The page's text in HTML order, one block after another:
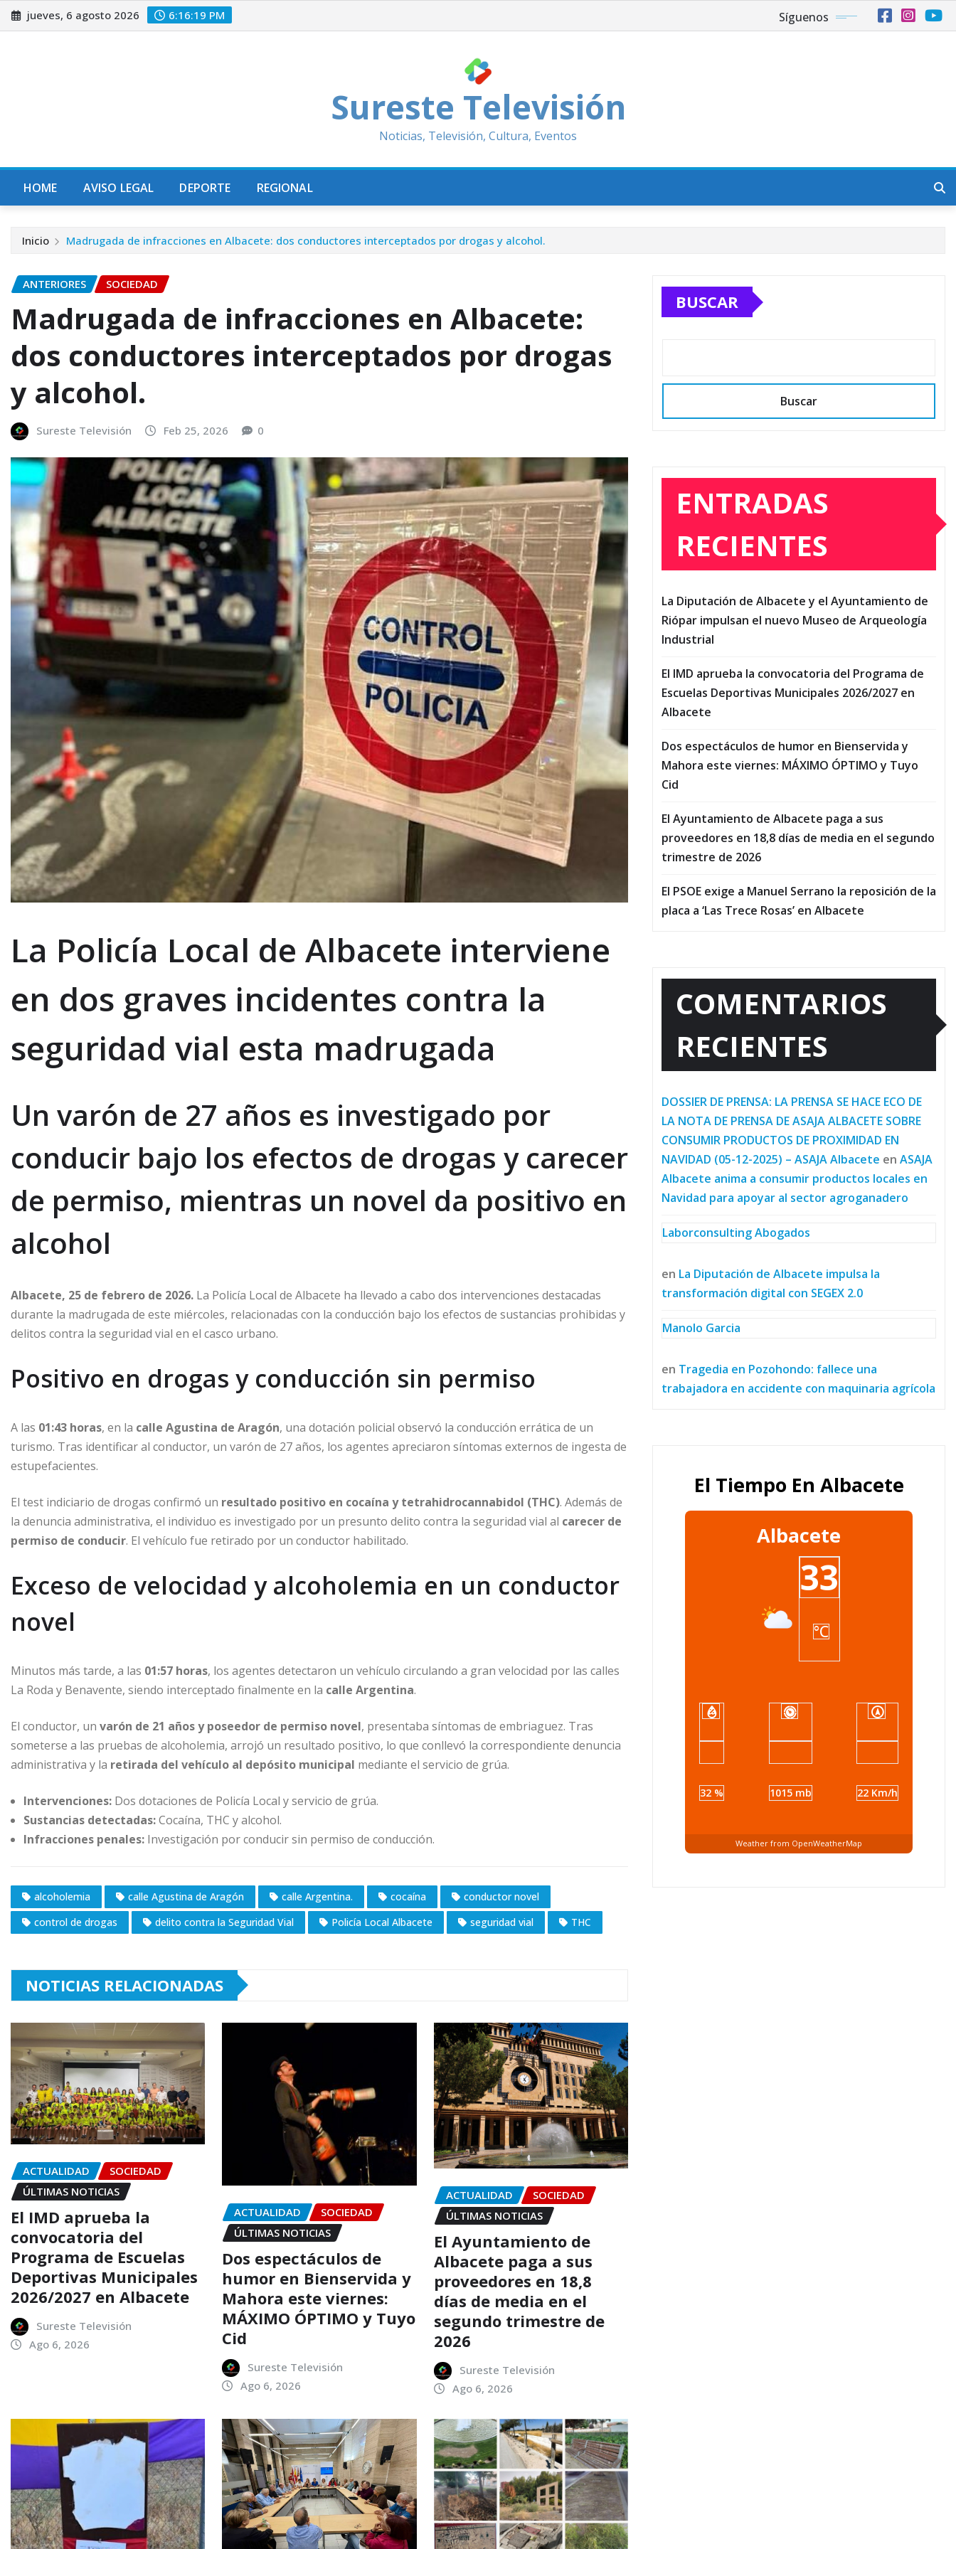
Saltar
al
jueves, 6 agosto 2026 6:16:20 PM Síguenos
Sureste Televisión
Noticias, Televisión, Cultura, Eventos
HOME AVISO LEGAL DEPORTE REGIONAL
Inicio Madrugada de infracciones en Albacete: dos conductores interceptados por drogas y alcohol.
ANTERIORES SOCIEDAD
Madrugada de infracciones en Albacete:
dos conductores interceptados por drogas
y alcohol.
Sureste Televisión Feb 25, 2026 0
La Policía Local de Albacete interviene
en dos graves incidentes contra la
seguridad vial esta madrugada
Un varón de 27 años es investigado por
conducir bajo los efectos de drogas y carecer
de permiso, mientras un novel da positivo en
alcohol
Albacete, 25 de febrero de 2026. La Policía Local de Albacete ha llevado a cabo dos intervenciones destacadas
durante la madrugada de este miércoles, relacionadas con la conducción bajo los efectos de sustancias prohibidas y
delitos contra la seguridad vial en el casco urbano.
Positivo en drogas y conducción sin permiso
A las 01:43 horas, en la calle Agustina de Aragón, una dotación policial observó la conducción errática de un
turismo. Tras identificar al conductor, un varón de 27 años, los agentes apreciaron síntomas externos de ingesta de
estupefacientes.
El test indiciario de drogas confirmó un resultado positivo en cocaína y tetrahidrocannabidol (THC). Además de
la denuncia administrativa, el individuo es investigado por un presunto delito contra la seguridad vial al carecer de
permiso de conducir. El vehículo fue retirado por un conductor habilitado.
Exceso de velocidad y alcoholemia en un conductor
novel
Minutos más tarde, a las 01:57 horas, los agentes detectaron un vehículo circulando a gran velocidad por las calles
La Roda y Benavente, siendo interceptado finalmente en la calle Argentina.
El conductor, un varón de 21 años y poseedor de permiso novel, presentaba síntomas de embriaguez. Tras
someterse a las pruebas de alcoholemia, arrojó un resultado positivo, lo que conllevó la correspondiente denuncia
administrativa y la retirada del vehículo al depósito municipal mediante el servicio de grúa.
Intervenciones: Dos dotaciones de Policía Local y servicio de grúa.
Sustancias detectadas:Cocaína, THC y alcohol.
Infracciones penales: Investigación por conducir sin permiso de conducción.
alcoholemia calle Agustina de Aragón calle Argentina. cocaína
conductor novel
control de drogas
delito contra la Seguridad Vial Policía Local Albacete seguridad vial THC
NOTICIAS RELACIONADAS
ACTUALIDAD
SOCIEDAD
ÚLTIMAS NOTICIAS
El IMD aprueba la
convocatoria del
Programa de Escuelas
Deportivas Municipales
2026/2027 en Albacete
Sureste Televisión
Ago 6, 2026
ACTUALIDAD
SOCIEDAD
ÚLTIMAS NOTICIAS
Dos espectáculos de
humor en Bienservida y
Mahora este viernes:
MÁXIMO ÓPTIMO y Tuyo
Cid
Sureste Televisión
Ago 6, 2026
ACTUALIDAD
SOCIEDAD
ÚLTIMAS NOTICIAS
El Ayuntamiento de
Albacete paga a sus
proveedores en 18,8
días de media en el
segundo trimestre de
2026
Sureste Televisión
Ago 6, 2026
BUSCAR
Buscar
ENTRADAS
RECIENTES
La Diputación de Albacete y el Ayuntamiento de
Riópar impulsan el nuevo Museo de Arqueología
Industrial
El IMD aprueba la convocatoria del Programa de
Escuelas Deportivas Municipales 2026/2027 en
Albacete
Dos espectáculos de humor en Bienservida y
Mahora este viernes: MÁXIMO ÓPTIMO y Tuyo
Cid
El Ayuntamiento de Albacete paga a sus
proveedores en 18,8 días de media en el segundo
trimestre de 2026
El PSOE exige a Manuel Serrano la reposición de la
placa a ‘Las Trece Rosas’ en Albacete
COMENTARIOS
RECIENTES
DOSSIER DE PRENSA: LA PRENSA SE HACE ECO DE
LA NOTA DE PRENSA DE ASAJA ALBACETE SOBRE
CONSUMIR PRODUCTOS DE PROXIMIDAD EN
NAVIDAD (05-12-2025) – ASAJA Albacete en ASAJA
Albacete anima a consumir productos locales en
Navidad para apoyar al sector agroganadero
Laborconsulting Abogados
en La Diputación de Albacete impulsa la
transformación digital con SEGEX 2.0
Manolo Garcia
en Tragedia en Pozohondo: fallece una
trabajadora en accidente con maquinaria agrícola
El Tiempo En Albacete
Albacete
33
°C
32 % 1015 mb 22 Km/h
Weather from OpenWeatherMap